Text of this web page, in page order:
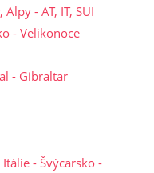
- AT, IT, SUI
- Velikonoce
- Gibraltar
- Švýcarsko -